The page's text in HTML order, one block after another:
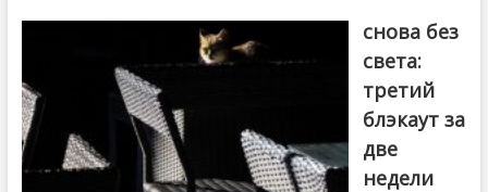
снова без
света:
третий
блэкаут за
две
недели